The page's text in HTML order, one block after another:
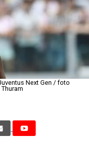
Next Gen / foto